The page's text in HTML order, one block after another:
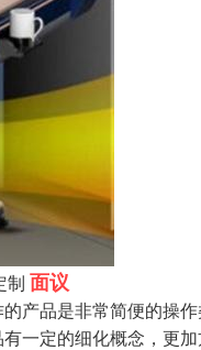
制 面议
产品是非常简便的操
一定的细化概念，更